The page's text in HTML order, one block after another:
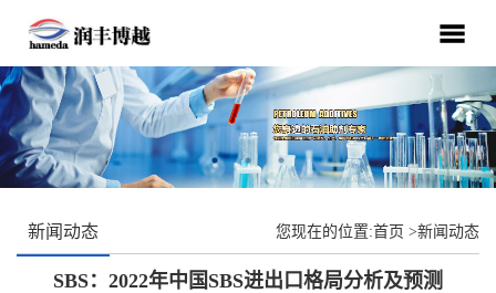
新闻动态 您现在的位置:首页 >新闻动态
SBS：2022年中国SBS进出口格局分析及预测